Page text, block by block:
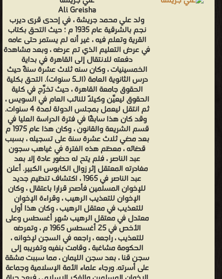
Ali Greisha
ولد علي محمد جريشة ، في إحدى قرى ديرب
نجم بالشرقية عام 1935 م ؛ حيث التحق بكتاب
القرية وتعلم فيه ، غير أنه لم يستمر حتى عامه
في عرض التعليم الذي تم عرضه ، وبعد مشاهدة
دفعته للانتقال إلى القاهرة في بداية
الخمسينيات ، وكان سنه ثلاث عشرة سنةً حيث
درس الثانوية العامة (الـ5 سنوات). التحق بكلية
الحقوق جامعة القاهرة ، حيث تخرَّج في كلية
الحقوق ليعيَّن وكيلاً للنائب العام في السويس ،
ثم انتقل ليعمل بمجلس الدولة لمدة 4 سنوات.
وقد كان هذا سابقًا في فترة الدراسة العليا في
قسم الشريعة والقانون ، وكان هذا عام 1975 م
بعد مضي ثلاث عشرة سنة على تسجيله ، بسبب
قضائه ، معظم هذه الفترة في غياهب سجون
عبد الناصر ، فلم يتح له حضور عادة إلا بعد
مغادرته المعتقل إثر زوال الكابوس الكبير. أعلن
عبد الناصر في 1965 ، اكتشاف تنظيم جديد
للإخوان المسلمين فأصدر قرارا باعتقال ، وكان
الإخوان للتعذيب الرهيب ، وقراءة الإخوان
للتعذيب في معتقل الرهيب ، وكان هذا أول
معتدل في معتقل الرهيب شهر أغسطس وعلى
الأخص في 25 أغسطس 1965 م ، وتعرضه
للتعذيب ، راجعه ، راجعه في السجن لإخوانه ،
الحكومة مشاغبة ، وقامت بنفيه وتغريبه إلى
سجن قنا ، بعد سجن الليمان ، مما سببت مشقة
على أسرته. ورجاء علماء الأمة الإسلامية وجماعة